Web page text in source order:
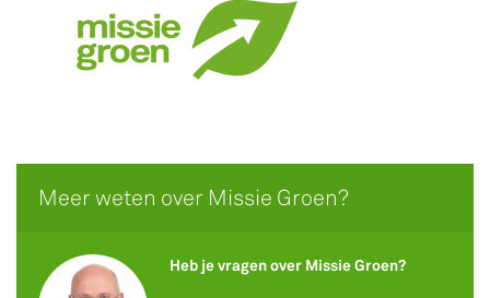
Meer weten over Missie Groen?
Heb je vragen over Missie Groen?